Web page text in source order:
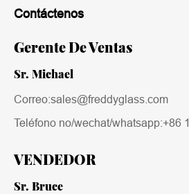
Contáctenos
Gerente De Ventas
Sr. Michael
Correo:sales@freddyglass.com
Teléfono no/wechat/whatsapp:+86
VENDEDOR
Sr. Bruce